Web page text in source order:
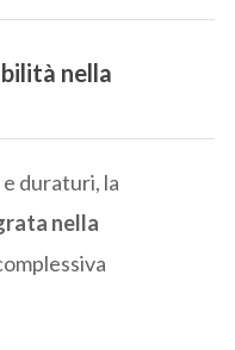
nella
duraturi, la
nella